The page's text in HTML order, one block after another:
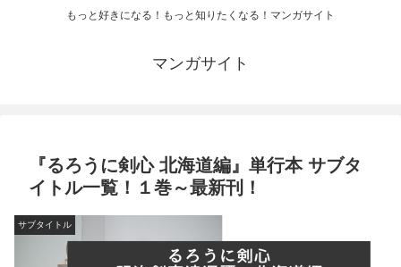
もっと好きになる！もっと知りたくなる！マンガサイト
マンガサイト
『るろうに剣心 北海道編』単行本 サブタ
イトル一覧！１巻～最新刊！
サブタイトル